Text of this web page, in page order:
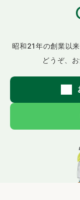
昭和21年の創業以来
どうぞ、